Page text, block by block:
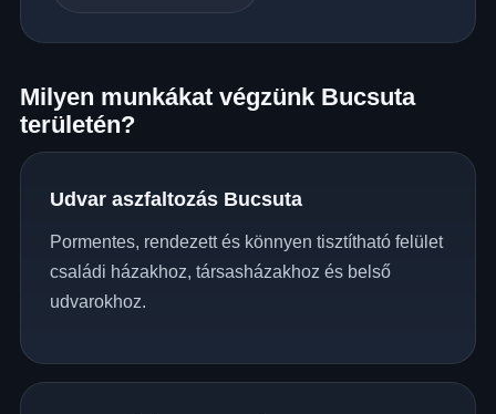
Milyen munkákat végzünk Bucsuta
területén?
Udvar aszfaltozás Bucsuta
Pormentes, rendezett és könnyen tisztítható felület
családi házakhoz, társasházakhoz és belső
udvarokhoz.